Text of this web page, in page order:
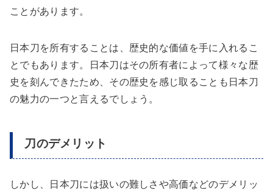
ことがあります。
日本刀を所有することは、歴史的な価値を手に入れるこ
とでもあります。日本刀はその所有者によって様々な歴
史を刻んできたため、その歴史を感じ取ることも日本刀
の魅力の一つと言えるでしょう。
刀のデメリット
しかし、日本刀には扱いの難しさや高価などのデメリッ